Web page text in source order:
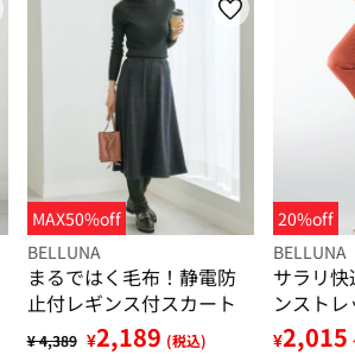
MAX50%off
BELLUNA
まるではく毛布！静電防
止付レギンス付スカート
¥ 4,389 ¥2,189 (税込)
20%off
BELLUNA
サラリ
ンスト
ツ
¥2,015